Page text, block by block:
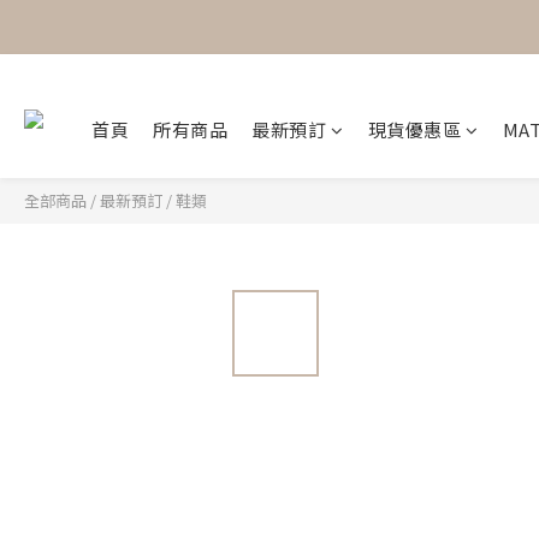
首頁 所有商品 最新預訂 現貨優惠區
全部商品 /最新預訂 /鞋類